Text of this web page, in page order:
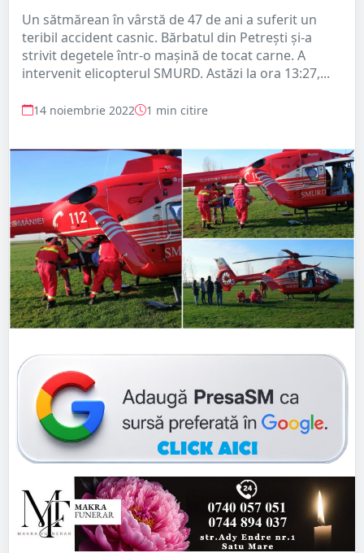
Un sătmărean în vârstă de 47 de ani a suferit un
teribil accident casnic. Bărbatul din Petrești și-a
strivit degetele într-o mașină de tocat carne. A
intervenit elicopterul SMURD. Astăzi la ora 13:27,...
14 noiembrie 2022 1 min citire